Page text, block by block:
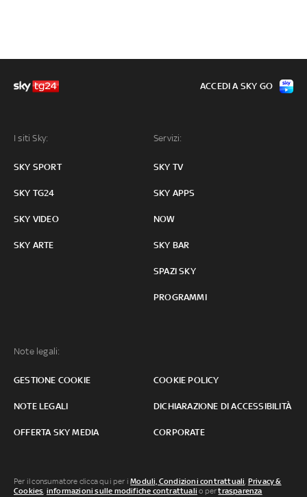
I siti Sky:
SKY SPORT
SKY TG24
SKY VIDEO
SKY ARTE
Servizi:
SKY TV
SKY APPS
NOW
SKY BAR
SPAZI SKY
PROGRAMMI
Note legali:
GESTIONE COOKIE COOKIE POLICY
NOTE LEGALI DICHIARAZIONE DI ACCESSIBILITÀ
OFFERTA SKY MEDIA CORPORATE
ACCEDI A SKY GO
Per il consumatore clicca qui per iModuli, Condizioni contrattuali Privacy &
Cookies informazioni sulle modifiche contrattuali o pertrasparenza